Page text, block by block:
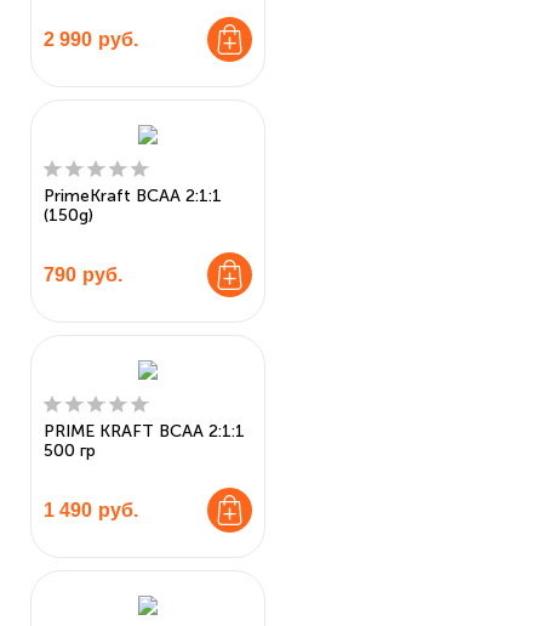
2 990 руб.
PrimeKraft BCAA 2:1:1
(150g)
790 руб.
PRIME KRAFT BCAA 2:1:1
500 гр
1 490 руб.